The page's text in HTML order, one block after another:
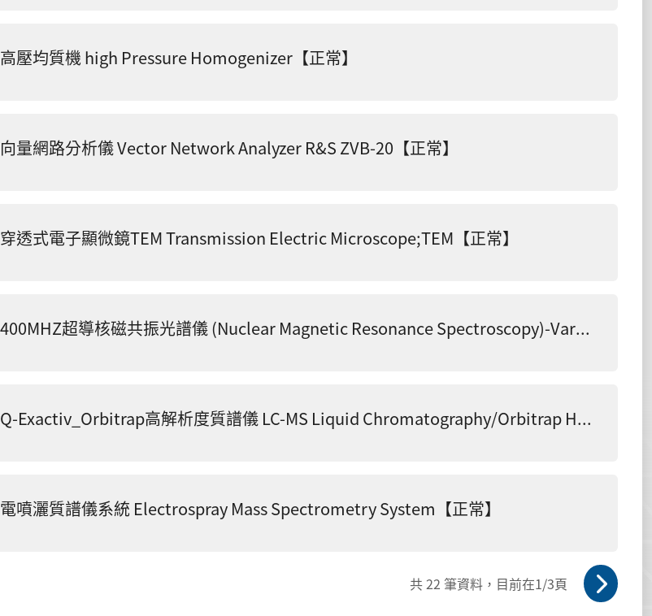
高壓均質機 high Pressure Homogenizer【正常】
向量網路分析儀 Vector Network Analyzer R&S ZVB-20【正常】
穿透式電子顯微鏡TEM Transmission Electric Microscope;TEM【正常】
400MHZ超導核磁共振光譜儀 (Nuclear Magnetic Resonance Spectroscopy)-Varian 400MHz【正常】
Q-Exactiv_Orbitrap高解析度質譜儀 LC-MS Liquid Chromatography/Orbitrap High Resolution Mass Spectrometer【正常】
電噴灑質譜儀系統 Electrospray Mass Spectrometry System【正常】
共22 筆資料，目前在1/3頁